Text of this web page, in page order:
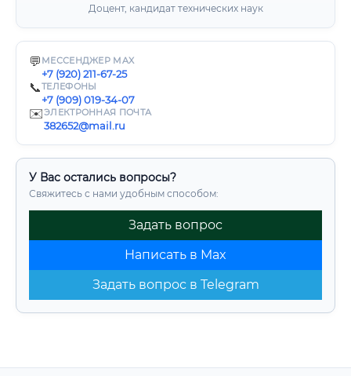
Доцент, кандидат технических наук
💬 МЕССЕНДЖЕР MAX
+7 (920) 211-67-25
📞ТЕЛЕФОНЫ
+7 (909) 019-34-07
✉️ЭЛЕКТРОННАЯ ПОЧТА
382652@mail.ru
У Вас остались вопросы?
Свяжитесь с нами удобным способом:
Задать вопрос
Написать в Max
Задать вопрос в Telegram